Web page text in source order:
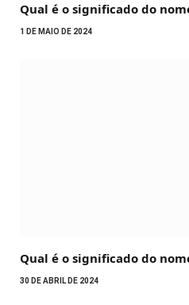
Qual é o significado do
1 DE MAIO DE 2024
Qual é o significado do
30 DE ABRIL DE 2024